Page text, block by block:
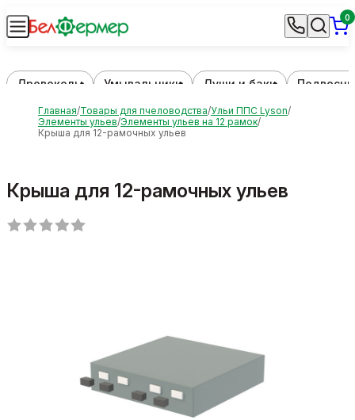
0
Дровоколы Умывальники Души и баки
Главная Товары для пчеловодства Ульи ППС Lyson
Элементы ульев Элементы ульев на 12 рамок
Крыша для 12-рамочных ульев
Крыша для 12-рамочных ульев